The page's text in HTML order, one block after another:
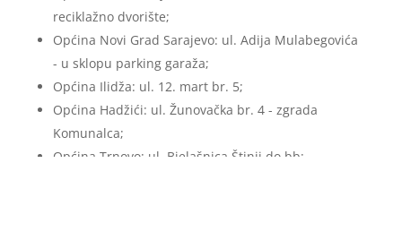
reciklažno dvorište;
Općina Novi Grad Sarajevo: ul. Adija Mulabegovića
- u sklopu parking garaža;
Općina Ilidža: ul. 12. mart br. 5;
Općina Hadžići: ul. Žunovačka br. 4 - zgrada
Komunalca;
Općina Trnovo: ul. Bjelašnica Štinji do bb;